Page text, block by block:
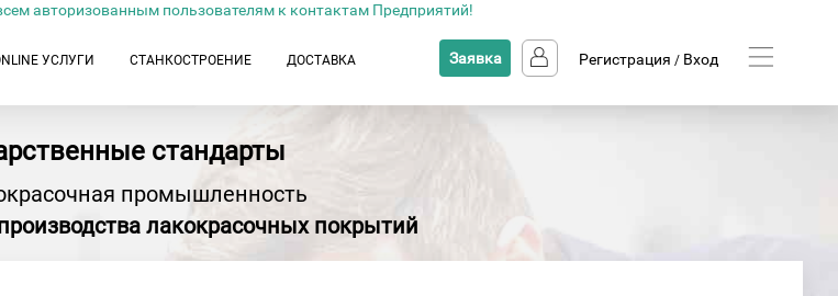
авторизованным пользователям к контактам Предприятий!
УСЛУГИ СТАНКОСТРОЕНИЕ ДОСТАВКА Заявка Регистрация / Вход
стандарты
промышленность
лакокрасочных покрытий